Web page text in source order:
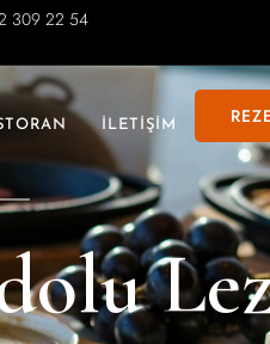
309 22 54
İLETİŞİM